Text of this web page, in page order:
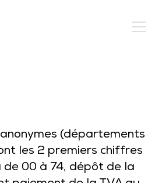
(départements
les 2 premiers chiffres
de 00 à 74, dépôt de la